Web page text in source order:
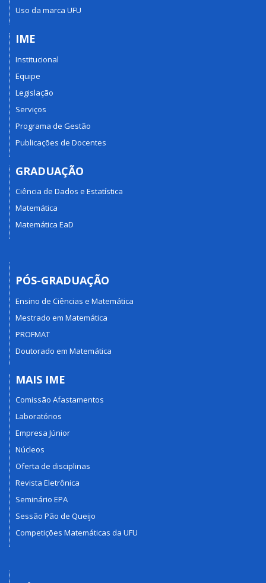
Uso da marca UFU
IME
Institucional
Equipe
Legislação
Serviços
Programa de Gestão
Publicações de Docentes
GRADUAÇÃO
Ciência de Dados e Estatística
Matemática
Matemática EaD
PÓS-GRADUAÇÃO
Ensino de Ciências e Matemática
Mestrado em Matemática
PROFMAT
Doutorado em Matemática
MAIS IME
Comissão Afastamentos
Laboratórios
Empresa Júnior
Núcleos
Oferta de disciplinas
Revista Eletrônica
Seminário EPA
Sessão Pão de Queijo
Competições Matemáticas da UFU